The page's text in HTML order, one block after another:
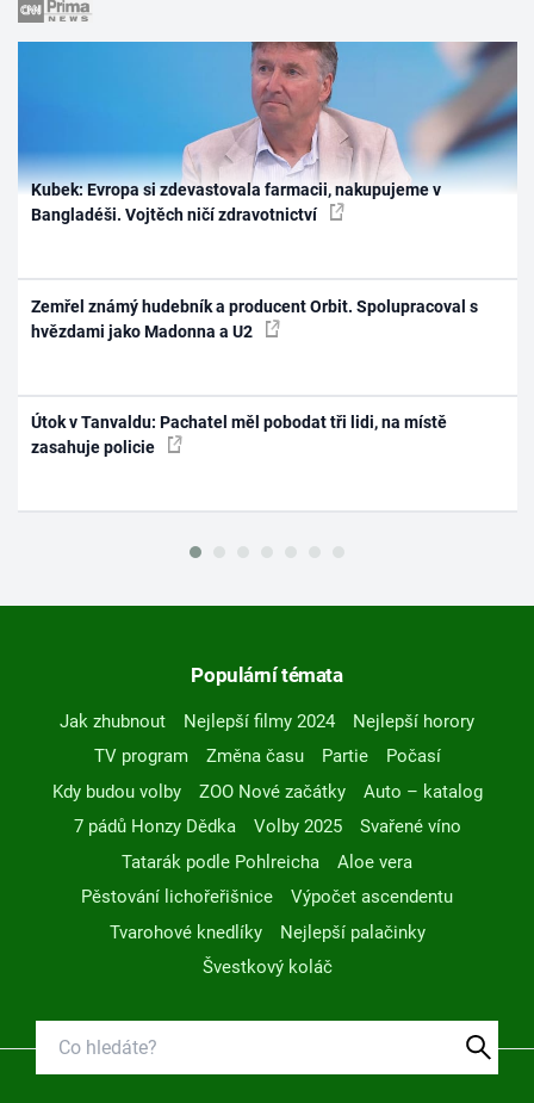
Kubek: Evropa si zdevastovala farmacii, nakupujeme v
Bangladéši. Vojtěch ničí zdravotnictví
Zemřel známý hudebník a producent Orbit. Spolupracoval s
hvězdami jako Madonna a U2
Útok v Tanvaldu: Pachatel měl pobodat tři lidi, na místě
zasahuje policie
Populární témata
Jak zhubnout Nejlepší filmy 2024
Nejlepší horory
TV program
Změna času Partie
Počasí
Kdy budou volby
ZOO Nové začátky
Auto – katalog
7 pádů Honzy Dědka
Volby 2025
Svařené víno
Tatarák podle Pohlreicha
Aloe vera
Pěstování lichořeřišnice
Výpočet ascendentu
Tvarohové knedlíky
Nejlepší palačinky
Švestkový koláč